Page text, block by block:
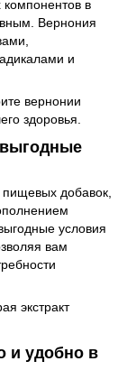
компонентов в
Вернония
и
вернонии
здоровья.
добавок,
условия
вам
экстракт
и удобно в